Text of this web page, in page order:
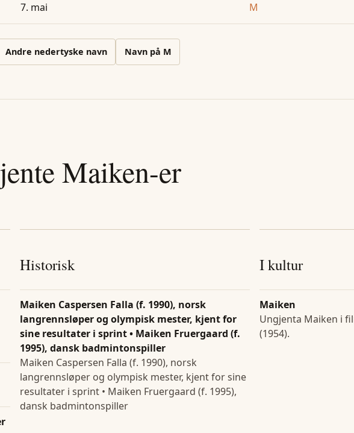
7. mai M
Andre nedertyske navn Navn på M
Maiken-er
Historisk
Maiken Caspersen Falla (f. 1990), norsk
langrennsløper og olympisk mester, kjent for
sine resultater i sprint • Maiken Fruergaard (f.
1995), dansk badmintonspiller
Maiken Caspersen Falla (f. 1990), norsk
langrennsløper og olympisk mester, kjent for sine
resultater i sprint • Maiken Fruergaard (f. 1995),
dansk badmintonspiller
I kultur
Maiken
Ungjenta Maiken i
(1954).